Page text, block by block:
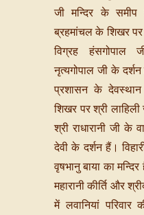
जी मन्दिर के
ब्रह‌मांचल के शिखर पर
विग्रह हंसगोपाल
नृत्यगोपाल जी के
प्रशासन के देवस्थान
शिखर पर श्री
श्री राधारानी जी के
देवी के दर्शन हैं।
वृषभानु बाया का
महारानी कीर्ति और
में लवानियां